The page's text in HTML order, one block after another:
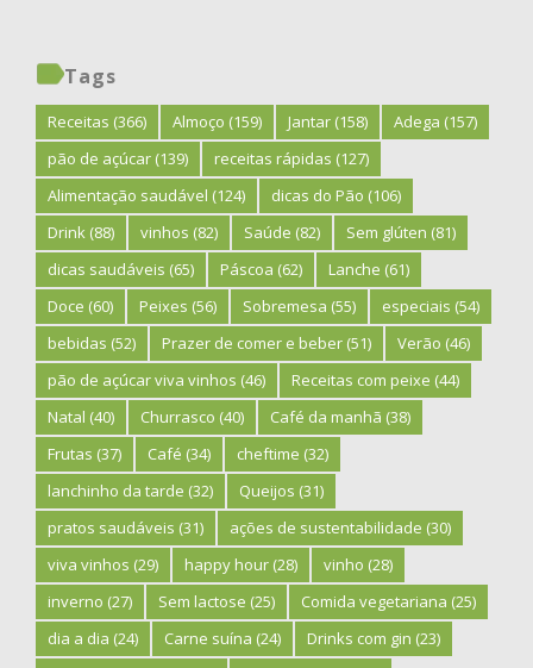
Tags
Receitas (366) Almoço (159) Jantar (158) Adega (157)
pão de açúcar (139) receitas rápidas (127)
Alimentação saudável (124) dicas do Pão (106)
Drink (88) vinhos (82) Saúde (82) Sem glúten (81)
dicas saudáveis (65) Páscoa (62) Lanche (61)
Doce (60) Peixes (56) Sobremesa (55) especiais (54)
bebidas (52) Prazer de comer e beber (51) Verão (46)
pão de açúcar viva vinhos (46) Receitas com peixe (44)
Natal (40) Churrasco (40) Café da manhã (38)
Frutas (37) Café (34) cheftime (32)
lanchinho da tarde (32) Queijos (31)
pratos saudáveis (31) ações de sustentabilidade (30)
viva vinhos (29) happy hour (28) vinho (28)
inverno (27) Sem lactose (25) Comida vegetariana (25)
dia a dia (24) Carne suína (24) Drinks com gin (23)